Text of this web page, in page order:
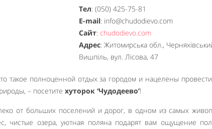
Тел: (050) 425-75-81
E-mail: info@chudodievo.com
Сайт:chudodievo.com
Адрес: Житомирська обл.,
Вишпіль, вул. Лiсова, 47
такое полноценной отдых за городом и нацелены
– посетите хуторок ‘Чудодеево’!
от больших поселений и дорог, в одном из самых
чистые озера, уютная поляна подарят вам ощущение